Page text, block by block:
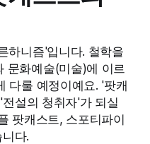
하니즘'입니다. 철학을
문화예술(미술)에 이르
다룰 예정이예요. '팟캐
설의 청취자'가 되실
팟캐스트, 스포티파이
다.